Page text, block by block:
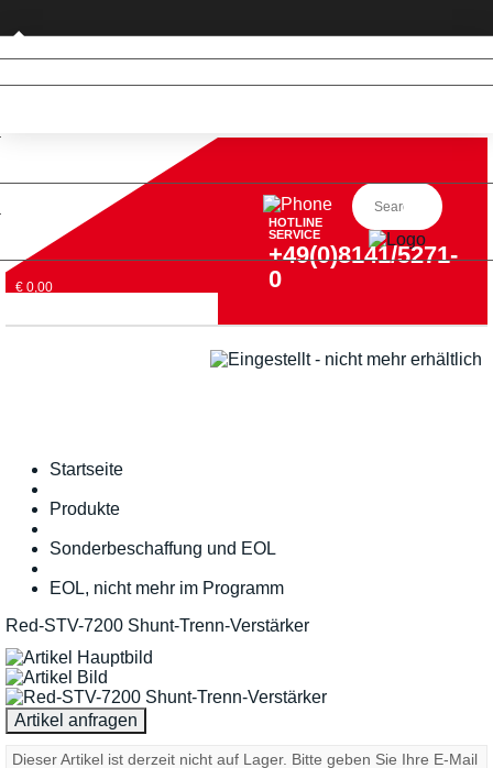
Privatkunde (nur DE)
€ 0,00
HOTLINE
SERVICE
+49(0)8141/5271-
0
Startseite
Produkte
Sonderbeschaffung und EOL
EOL, nicht mehr im Programm
Red-STV-7200 Shunt-Trenn-Verstärker
Dieser Artikel ist derzeit nicht auf Lager. Bitte geben Sie Ihre E-Mail